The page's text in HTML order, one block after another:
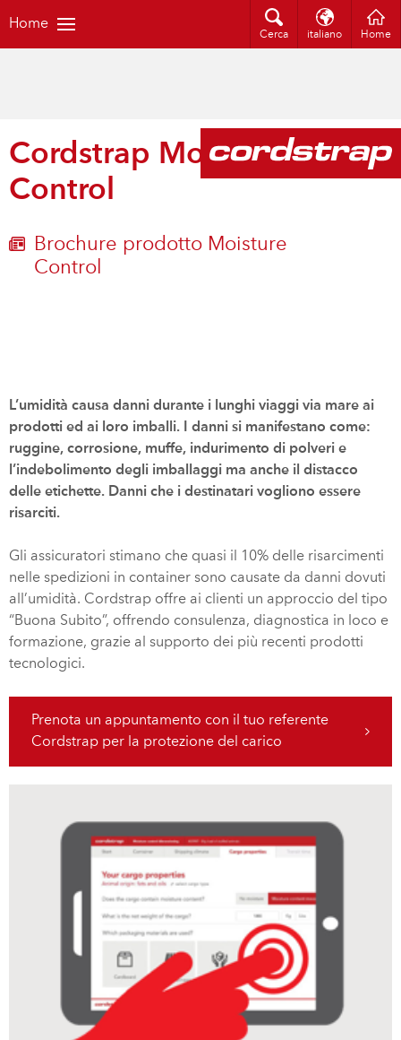
Home
Cerca italiano Home
Cordstrap Moisture
Control
Brochure prodotto Moisture
Control
L’umidità causa danni durante i lunghi viaggi via mare ai
prodotti ed ai loro imballi. I danni si manifestano come:
ruggine, corrosione, muffe, indurimento di polveri e
l’indebolimento degli imballaggi ma anche il distacco
delle etichette. Danni che i destinatari vogliono essere
risarciti.
Gli assicuratori stimano che quasi il 10% delle risarcimenti
nelle spedizioni in container sono causate da danni dovuti
all’umidità. Cordstrap offre ai clienti un approccio del tipo
“Buona Subito”, offrendo consulenza, diagnostica in loco e
formazione, grazie al supporto dei più recenti prodotti
tecnologici.
Prenota un appuntamento con il tuo referente
Cordstrap per la protezione del carico